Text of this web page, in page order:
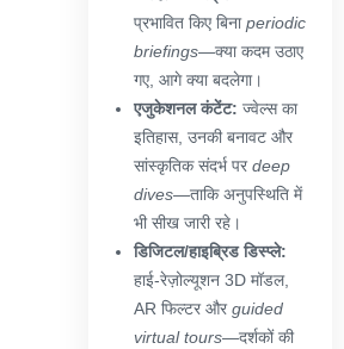
प्रभावित किए बिनाperiodic
briefings—क्या कदम उठाए
गए, आगे क्या बदलेगा।
एजुकेशनल कंटेंट: ज्वेल्स का
इतिहास, उनकी बनावट और
सांस्कृतिक संदर्भ पर deep
dives—ताकि अनुपस्थिति में
भी सीख जारी रहे।
डिजिटल/हाइब्रिड डिस्प्ले:
हाई-रेज़ोल्यूशन 3D मॉडल,
AR फिल्टर और guided
virtual tours—दर्शकों की